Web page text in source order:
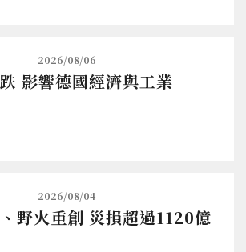
2026/08/06
影響德國經濟與工業
2026/08/04
野火重創 災損超過1120億